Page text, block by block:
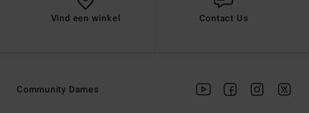
Vind een winkel Contact Us
Community Dames